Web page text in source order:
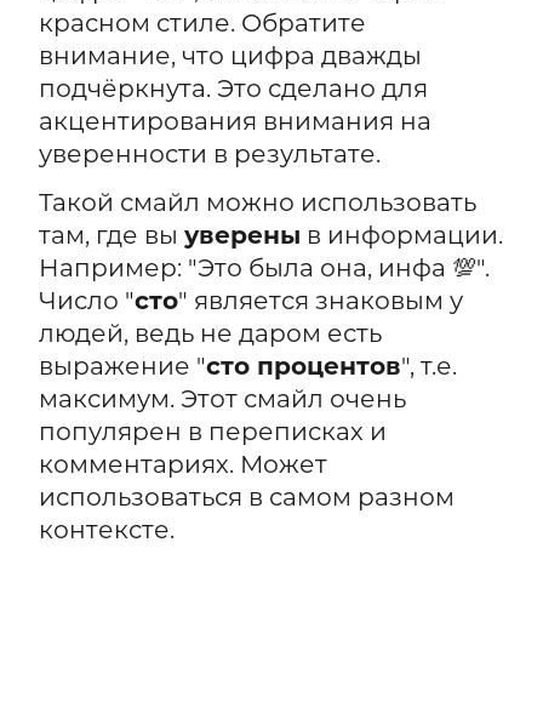
красном стиле. Обратите
внимание, что цифра дважды
подчёркнута. Это сделано для
акцентирования внимания на
уверенности в результате.
Такой смайл можно использовать
там, где вы уверены в информации.
Например: "Это была она, инфа 💯".
Число "сто" является знаковым у
людей, ведь не даром есть
выражение "сто процентов", т.е.
максимум. Этот смайл очень
популярен в переписках и
комментариях. Может
использоваться в самом разном
контексте.